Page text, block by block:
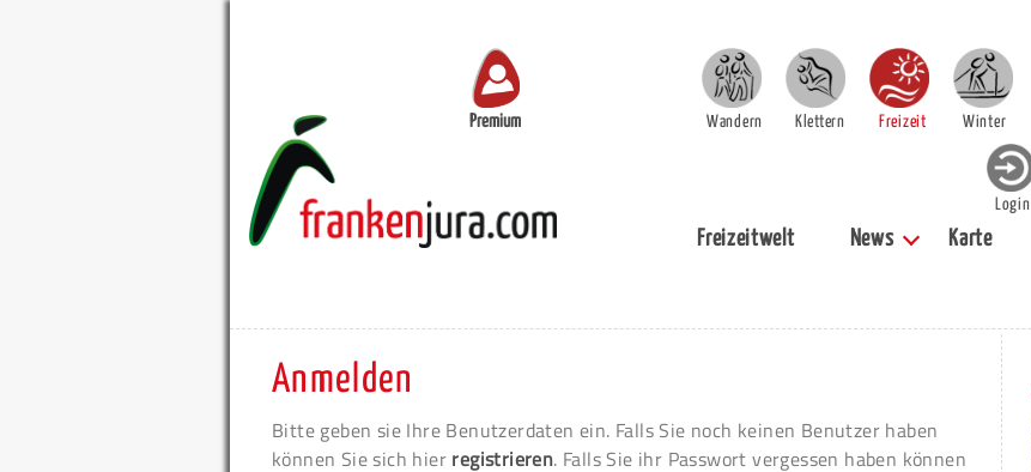
Premium Wandern Klettern Freizeit Winter
Login
Freizeitwelt News Karte
Anmelden
Bitte geben sie Ihre Benutzerdaten ein. Falls Sie noch keinen Benutzer haben
können Sie sich hier registrieren. Falls Sie ihr Passwort vergessen haben können